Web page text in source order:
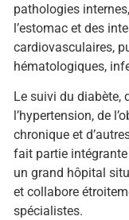
pathologies
l’estomac et des
cardiovasculaires,
hématologiques,
Le suivi du diabète,
l’hypertension, de
chronique et
fait partie
un grand hôpital
et collabore
spécialistes.